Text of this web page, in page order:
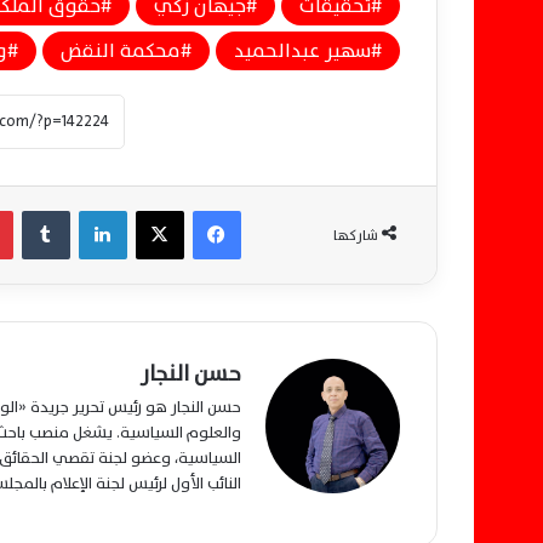
سهير عبدالحميد
محكمة النقض
شاركها
فيسبوك ‫X لينكدإن
حسن النجار
حسن النجار هو رئيس تحرير جريدة
والعلوم السياسية. يشغل منصب
السياسية، وعضو لجنة تقصي
النائب الأول لرئيس لجنة الإعلام